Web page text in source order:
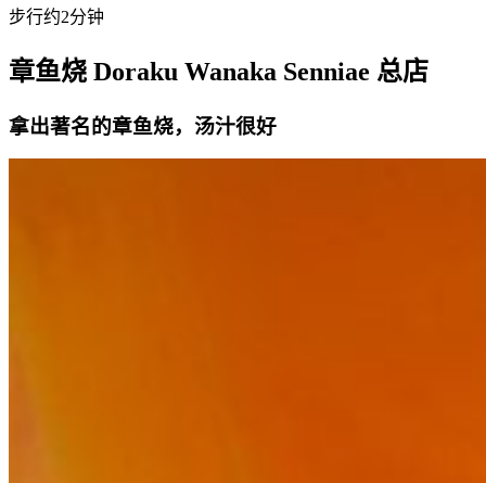
步行约2分钟
章鱼烧 Doraku Wanaka Senniae 总店
拿出著名的章鱼烧，汤汁很好